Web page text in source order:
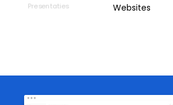
Presentaties Websites